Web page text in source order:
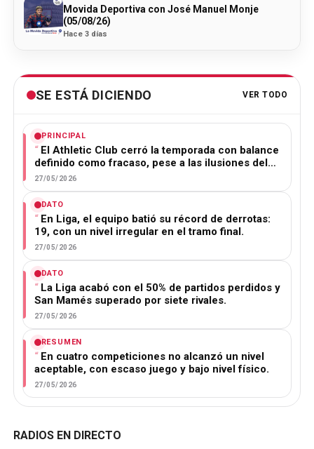
Movida Deportiva con José Manuel Monje
(05/08/26)
Hace 3 días
SE ESTÁ DICIENDO VER TODO
PRINCIPAL
El Athletic Club cerró la temporada con balance
definido como fracaso, pese a las ilusiones del…
27/05/2026
DATO
En Liga, el equipo batió su récord de derrotas:
19, con un nivel irregular en el tramo final.
27/05/2026
DATO
La Liga acabó con el 50% de partidos perdidos y
San Mamés superado por siete rivales.
27/05/2026
RESUMEN
En cuatro competiciones no alcanzó un nivel
aceptable, con escaso juego y bajo nivel físico.
27/05/2026
RADIOS EN DIRECTO